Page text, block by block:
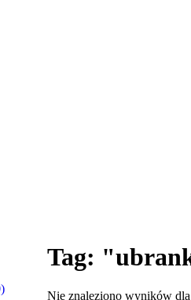
Tag:
Nie znaleziono wyników